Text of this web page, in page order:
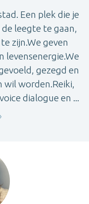
Een plek die je
leegte te gaan,
zijn.We geven
levensenergie.We
gezegd en
wil worden.Reiki,
dialogue en ...